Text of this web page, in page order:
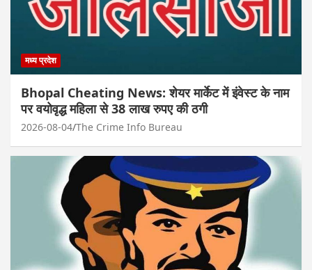
मध्य प्रदेश
Bhopal Cheating News: शेयर मार्केट में इंवेस्ट के नाम
पर वयोवृद्ध महिला से 38 लाख रुपए की ठगी
2026-08-04 The Crime Info Bureau